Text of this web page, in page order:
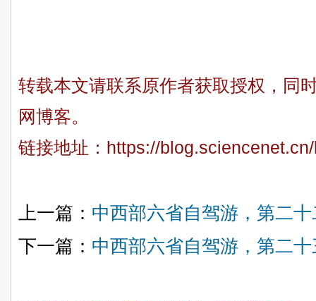
转载本文请联系原作者获取授权，同
网博客。
链接地址： https://
上一篇： 中西部六省自驾游，第二
下一篇： 中西部六省自驾游，第二